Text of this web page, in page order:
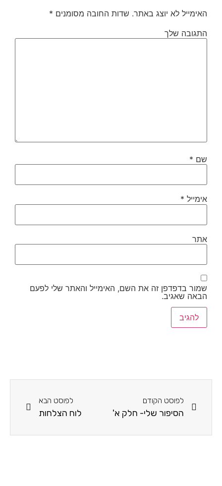
האימייל לא יוצג באתר. שדות החובה מסומנים *
התגובה שלך
שם *
אימייל *
אתר
שמור בדפדפן זה את השם, האימייל והאתר שלי לפעם
הבאה שאגיב.
לפוסט הקודם
הסיפור שלי- חלק א'
לפוסט הבא
לוח הצלחות